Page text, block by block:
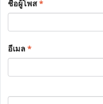
ชื่อผู้โพส*
อีเมล*